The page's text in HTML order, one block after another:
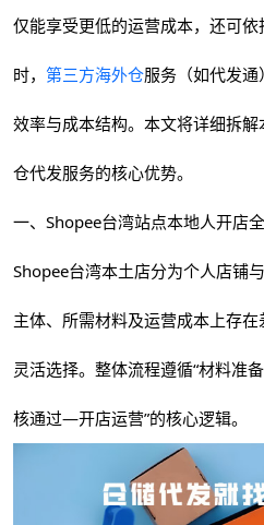
仅能享受更低的运营成本，还可
时， 第三方海外仓服务（如代发
效率与成本结构。本文将详细拆
仓代发服务的核心优势。
一、Shopee台湾站点本地人开店
Shopee台湾本土店分为个人店铺
主体、所需材料及运营成本上存
灵活选择。整体流程遵循“材料
核通过—开店运营”的核心逻辑。